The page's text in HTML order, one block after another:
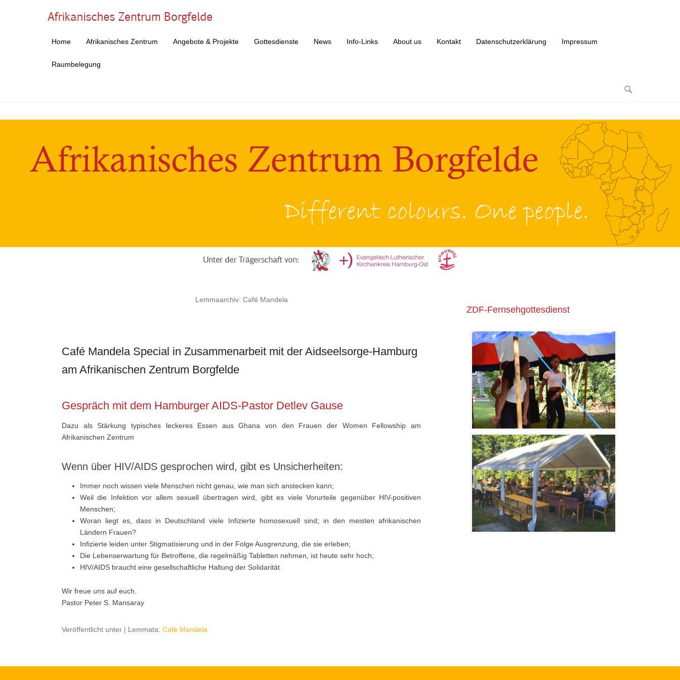
Primärmenü
Zum Inhalt springen
Home Afrikanisches Zentrum Angebote & Projekte Gottesdienste News Info-Links About us Kontakt Datenschutzerklärung Impressum
Raumbelegung
Lemmaarchiv: Café Mandela
Café Mandela Special in Zusammenarbeit mit der Aidseelsorge-Hamburg
am Afrikanischen Zentrum Borgfelde
Gespräch mit dem Hamburger AIDS-Pastor Detlev Gause
Dazu als Stärkung typisches leckeres Essen aus Ghana von den Frauen der Women Fellowship am
Afrikanischen Zentrum
Wenn über HIV/AIDS gesprochen wird, gibt es Unsicherheiten:
Immer noch wissen viele Menschen nicht genau, wie man sich anstecken kann;
Weil die Infektion vor allem sexuell übertragen wird, gibt es viele Vorurteile gegenüber HIV-positiven
Menschen;
Woran liegt es, dass in Deutschland viele Infizierte homosexuell sind; in den meisten afrikanischen
Ländern Frauen?
Infizierte leiden unter Stigmatisierung und in der Folge Ausgrenzung, die sie erleben;
Die Lebenserwartung für Betroffene, die regelmäßig Tabletten nehmen, ist heute sehr hoch;
HIV/AIDS braucht eine gesellschaftliche Haltung der Solidarität
Wir freue uns auf euch.
Pastor Peter S. Mansaray
Veröffentlicht unter | Lemmata: Café Mandela
ZDF-Fernsehgottesdienst